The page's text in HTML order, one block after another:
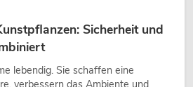
Sicherheit und
lebendig. Sie schaffen eine